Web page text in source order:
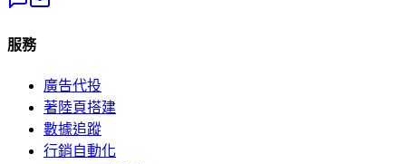
服務
廣告代投
著陸頁搭建
數據追蹤
行銷自動化